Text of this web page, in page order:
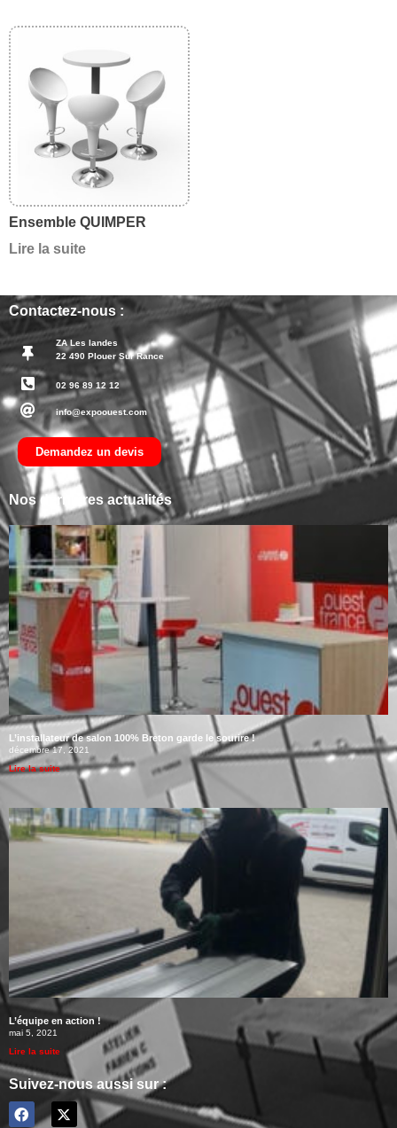
Ensemble QUIMPER
Lire la suite
Contactez-nous :
ZA Les landes
22 490 Plouer Sur Rance
02 96 89 12 12
info@expoouest.com
Demandez un devis
Nos dernières actualités
L’installateur de salon 100% Breton garde le sourire !
décembre 17, 2021
Lire la suite
L’équipe en action !
mai 5, 2021
Lire la suite
Suivez-nous aussi sur :